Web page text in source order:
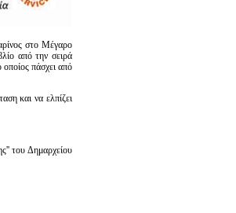
στο Μέγαρο
από την σειρά
οποίος πάσχει από
και να ελπίζει
του Δημαρχείου